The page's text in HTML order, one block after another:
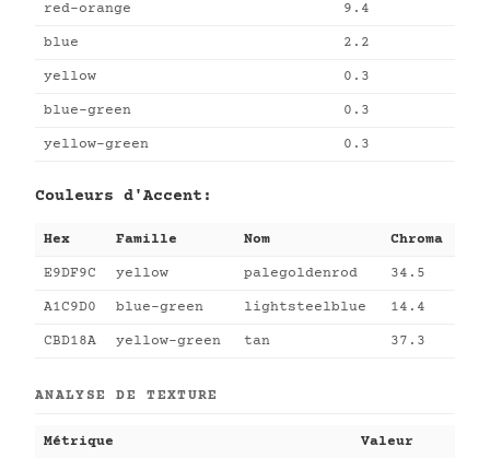
red-orange 9.4
blue 2.2
yellow 0.3
blue-green 0.3
yellow-green 0.3
Couleurs d'Accent:
Hex Famille Nom Chroma
E9DF9C yellow palegoldenrod 34.5
A1C9D0 blue-green lightsteelblue 14.4
CBD18A yellow-green tan 37.3
ANALYSE DE TEXTURE
Métrique Valeur